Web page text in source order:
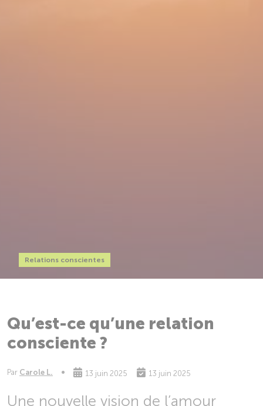
Relations conscientes
Qu’est-ce qu’une relation
consciente ?
Par Carole L. 13 juin 2025 13 juin 2025
Une nouvelle vision de l’amour